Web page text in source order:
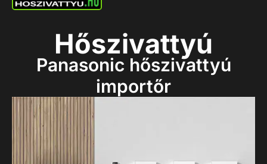
Hőszivattyú
Panasonic hőszivattyú
importőr